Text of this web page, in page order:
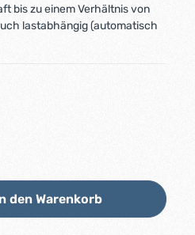
bis zu einem Verhältnis von
lastabhängig (automatisch
Wert ein
den Warenkorb